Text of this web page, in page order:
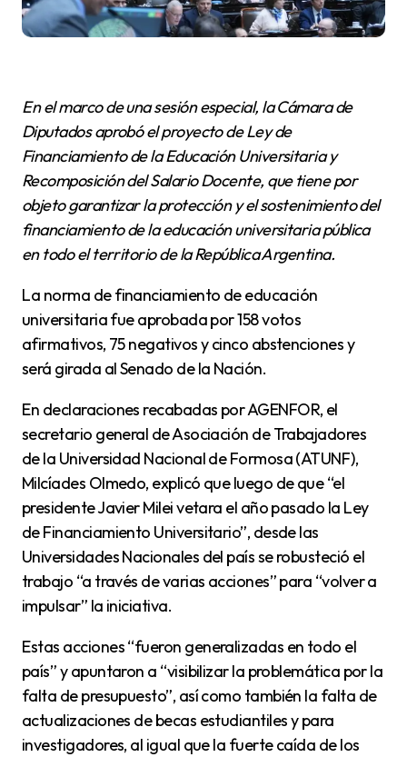
En el marco de una sesión especial, la Cámara de
Diputados aprobó el proyecto de Ley de
Financiamiento de la Educación Universitaria y
Recomposición del Salario Docente, que tiene por
objeto garantizar la protección y el sostenimiento del
financiamiento de la educación universitaria pública
en todo el territorio de la República Argentina.
La norma de financiamiento de educación
universitaria fue aprobada por 158 votos
afirmativos, 75 negativos y cinco abstenciones y
será girada al Senado de la Nación.
En declaraciones recabadas por AGENFOR, el
secretario general de Asociación de Trabajadores
de la Universidad Nacional de Formosa (ATUNF),
Milcíades Olmedo, explicó que luego de que “el
presidente Javier Milei vetara el año pasado la Ley
de Financiamiento Universitario”, desde las
Universidades Nacionales del país se robusteció el
trabajo “a través de varias acciones” para “volver a
impulsar” la iniciativa.
Estas acciones “fueron generalizadas en todo el
país” y apuntaron a “visibilizar la problemática por la
falta de presupuesto”, así como también la falta de
actualizaciones de becas estudiantiles y para
investigadores, al igual que la fuerte caída de los